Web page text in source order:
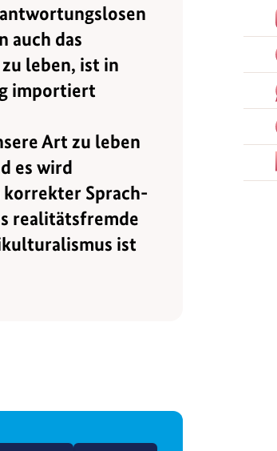
auch das
leben, ist in
importiert
Art zu leben
es wird
Sprach-
realitätsfremde
ist